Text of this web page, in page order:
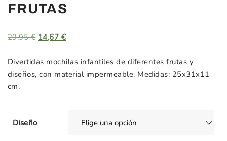
FRUTAS
29,95€ El
original
era:
14,67 €El
actual
es:
Divertidas mochilas infantiles de diferentes frutas y
diseños, con material impermeable. Medidas: 25x31x11
cm.
Diseño